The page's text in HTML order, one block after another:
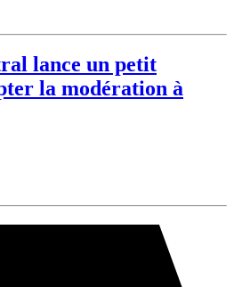
lance un petit
la modération à